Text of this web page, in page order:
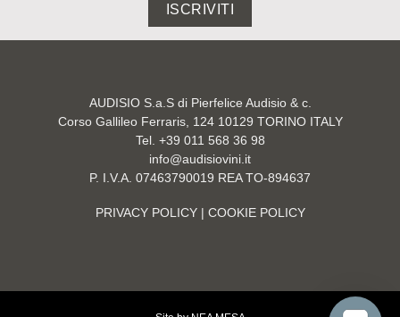
ISCRIVITI
AUDISIO S.a.S di Pierfelice Audisio & c.
Corso Gallileo Ferraris, 124 10129 TORINO ITALY
Tel. +39 011 568 36 98
info@audisiovini.it
P. I.V.A. 07463790019 REA TO-894637
PRIVACY POLICY| COOKIE POLICY